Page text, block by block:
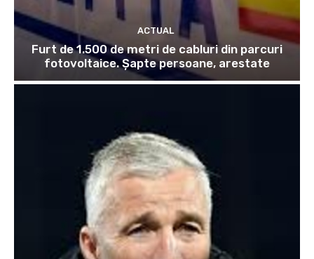
ACTUAL
Furt de 1.500 de metri de cabluri din parcuri
fotovoltaice. Șapte persoane, arestate